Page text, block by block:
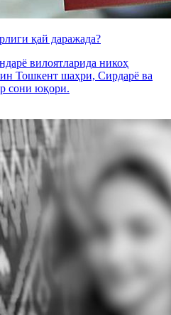
қай даражада?
вилоятларида никоҳ
Тошкент шаҳри, Сирдарё ва
сони юқори.